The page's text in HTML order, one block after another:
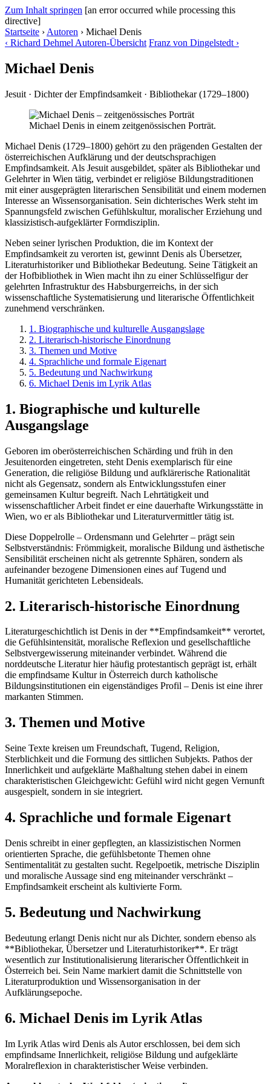
Zum Inhalt springen [an error occurred while processing this
directive]
Startseite › Autoren › Michael Denis
‹ Richard Dehmel Autoren-Übersicht Franz von Dingelstedt ›
Michael Denis
Jesuit · Dichter der Empfindsamkeit · Bibliothekar (1729–1800)
Michael Denis in einem zeitgenössischen Porträt.
Michael Denis (1729–1800) gehört zu den prägenden Gestalten der
österreichischen Aufklärung und der deutschsprachigen
Empfindsamkeit. Als Jesuit ausgebildet, später als Bibliothekar und
Gelehrter in Wien tätig, verbindet er religiöse Bildungstraditionen
mit einer ausgeprägten literarischen Sensibilität und einem modernen
Interesse an Wissensorganisation. Sein dichterisches Werk steht im
Spannungsfeld zwischen Gefühlskultur, moralischer Erziehung und
klassizistisch-aufgeklärter Formdisziplin.
Neben seiner lyrischen Produktion, die im Kontext der
Empfindsamkeit zu verorten ist, gewinnt Denis als Übersetzer,
Literaturhistoriker und Bibliothekar Bedeutung. Seine Tätigkeit an
der Hofbibliothek in Wien macht ihn zu einer Schlüsselfigur der
gelehrten Infrastruktur des Habsburgerreichs, in der sich
wissenschaftliche Systematisierung und literarische Öffentlichkeit
zunehmend verschränken.
1. Biographische und kulturelle Ausgangslage
2. Literarisch-historische Einordnung
3. Themen und Motive
4. Sprachliche und formale Eigenart
5. Bedeutung und Nachwirkung
6. Michael Denis im Lyrik Atlas
1. Biographische und kulturelle
Ausgangslage
Geboren im oberösterreichischen Schärding und früh in den
Jesuitenorden eingetreten, steht Denis exemplarisch für eine
Generation, die religiöse Bildung und aufklärerische Rationalität
nicht als Gegensatz, sondern als Entwicklungsstufen einer
gemeinsamen Kultur begreift. Nach Lehrtätigkeit und
wissenschaftlicher Arbeit findet er eine dauerhafte Wirkungsstätte in
Wien, wo er als Bibliothekar und Literaturvermittler tätig ist.
Diese Doppelrolle – Ordensmann und Gelehrter – prägt sein
Selbstverständnis: Frömmigkeit, moralische Bildung und ästhetische
Sensibilität erscheinen nicht als getrennte Sphären, sondern als
aufeinander bezogene Dimensionen eines auf Tugend und
Humanität gerichteten Lebensideals.
2. Literarisch-historische Einordnung
Literaturgeschichtlich ist Denis in der **Empfindsamkeit** verortet,
die Gefühlsintensität, moralische Reflexion und gesellschaftliche
Selbstvergewisserung miteinander verbindet. Während die
norddeutsche Literatur hier häufig protestantisch geprägt ist, erhält
die empfindsame Kultur in Österreich durch katholische
Bildungsinstitutionen ein eigenständiges Profil – Denis ist eine ihrer
markanten Stimmen.
3. Themen und Motive
Seine Texte kreisen um Freundschaft, Tugend, Religion,
Sterblichkeit und die Formung des sittlichen Subjekts. Pathos der
Innerlichkeit und aufgeklärte Maßhaltung stehen dabei in einem
charakteristischen Gleichgewicht: Gefühl wird nicht gegen Vernunft
ausgespielt, sondern in sie integriert.
4. Sprachliche und formale Eigenart
Denis schreibt in einer gepflegten, an klassizistischen Normen
orientierten Sprache, die gefühlsbetonte Themen ohne
Sentimentalität zu gestalten sucht. Regelpoetik, metrische Disziplin
und moralische Aussage sind eng miteinander verschränkt –
Empfindsamkeit erscheint als kultivierte Form.
5. Bedeutung und Nachwirkung
Bedeutung erlangt Denis nicht nur als Dichter, sondern ebenso als
**Bibliothekar, Übersetzer und Literaturhistoriker**. Er trägt
wesentlich zur Institutionalisierung literarischer Öffentlichkeit in
Österreich bei. Sein Name markiert damit die Schnittstelle von
Literaturproduktion und Wissensorganisation in der
Aufklärungsepoche.
6. Michael Denis im Lyrik Atlas
Im Lyrik Atlas wird Denis als Autor erschlossen, bei dem sich
empfindsame Innerlichkeit, religiöse Bildung und aufgeklärte
Moralreflexion in charakteristischer Weise verbinden.